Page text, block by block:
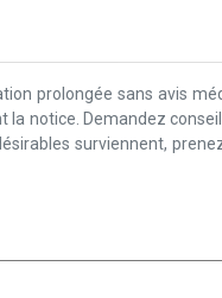
prolongée sans avis
notice. Demandez
surviennent,